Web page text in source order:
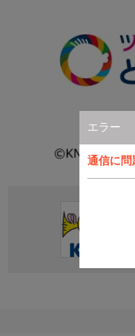
エラー
通信に